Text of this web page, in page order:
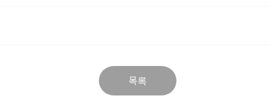
목록